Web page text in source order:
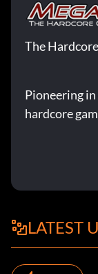
The
Pioneering
hardcore
LATEST